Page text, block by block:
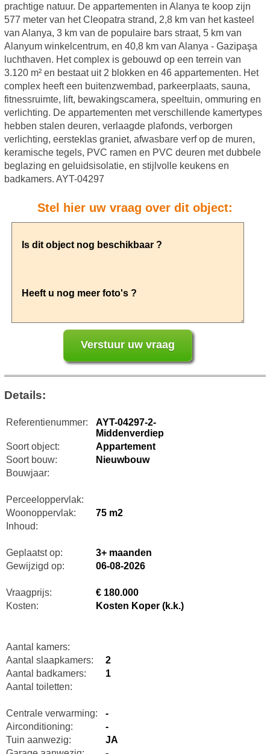
prachtige natuur. De appartementen in Alanya te koop zijn
577 meter van het Cleopatra strand, 2,8 km van het kasteel
van Alanya, 3 km van de populaire bars straat, 5 km van
Alanyum winkelcentrum, en 40,8 km van Alanya - Gazipaşa
luchthaven. Het complex is gebouwd op een terrein van
3.120 m² en bestaat uit 2 blokken en 46 appartementen. Het
complex heeft een buitenzwembad, parkeerplaats, sauna,
fitnessruimte, lift, bewakingscamera, speeltuin, ommuring en
verlichting. De appartementen met verschillende kamertypes
hebben stalen deuren, verlaagde plafonds, verborgen
verlichting, eersteklas graniet, afwasbare verf op de muren,
keramische tegels, PVC ramen en PVC deuren met dubbele
beglazing en geluidsisolatie, en stijlvolle keukens en
badkamers. AYT-04297
Stel hier uw vraag over dit object:
Details:
Referentienummer:
AYT-04297-2-
Middenverdiep
Soort object:
Appartement
Soort bouw:
Nieuwbouw
Bouwjaar:
Perceeloppervlak:
Woonoppervlak:
75 m2
Inhoud:
Geplaatst op:
3+ maanden
Gewijzigd op:
06-08-2026
Vraagprijs:
€ 180.000
Kosten:
Kosten Koper (k.k.)
Aantal kamers:
Aantal slaapkamers:
2
Aantal badkamers:
1
Aantal toiletten:
Centrale verwarming:
-
Airconditioning:
-
Tuin aanwezig:
JA